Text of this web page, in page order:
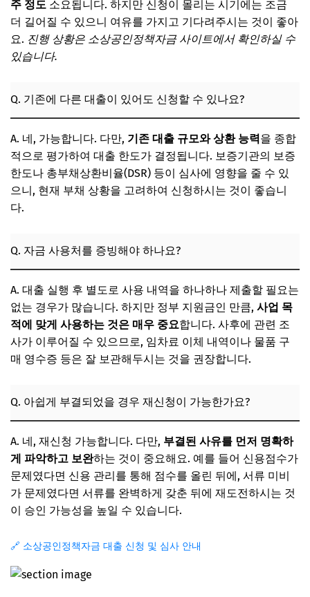
주 정도 소요됩니다. 하지만 신청이 몰리는 시기에는 조금
더 길어질 수 있으니 여유를 가지고 기다려주시는 것이 좋아
요. 진행 상황은 소상공인정책자금 사이트에서 확인하실 수
있습니다.
Q. 기존에 다른 대출이 있어도 신청할 수 있나요?
A. 네, 가능합니다. 다만, 기존 대출 규모와 상환 능력을 종합
적으로 평가하여 대출 한도가 결정됩니다. 보증기관의 보증
한도나 총부채상환비율(DSR) 등이 심사에 영향을 줄 수 있
으니, 현재 부채 상황을 고려하여 신청하시는 것이 좋습니
다.
Q. 자금 사용처를 증빙해야 하나요?
A. 대출 실행 후 별도로 사용 내역을 하나하나 제출할 필요는
없는 경우가 많습니다. 하지만 정부 지원금인 만큼, 사업 목
적에 맞게 사용하는 것은 매우 중요합니다. 사후에 관련 조
사가 이루어질 수 있으므로, 임차료 이체 내역이나 물품 구
매 영수증 등은 잘 보관해두시는 것을 권장합니다.
Q. 아쉽게 부결되었을 경우 재신청이 가능한가요?
A. 네, 재신청 가능합니다. 다만, 부결된 사유를 먼저 명확하
게 파악하고 보완하는 것이 중요해요. 예를 들어 신용점수가
문제였다면 신용 관리를 통해 점수를 올린 뒤에, 서류 미비
가 문제였다면 서류를 완벽하게 갖춘 뒤에 재도전하시는 것
이 승인 가능성을 높일 수 있습니다.
🔗 소상공인정책자금 대출 신청 및 심사 안내